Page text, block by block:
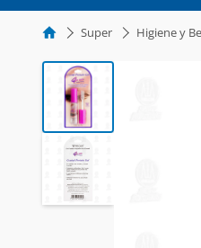
Super Higiene y